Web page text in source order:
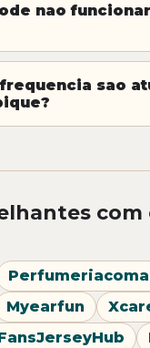
nao
sao
com
Myearfun